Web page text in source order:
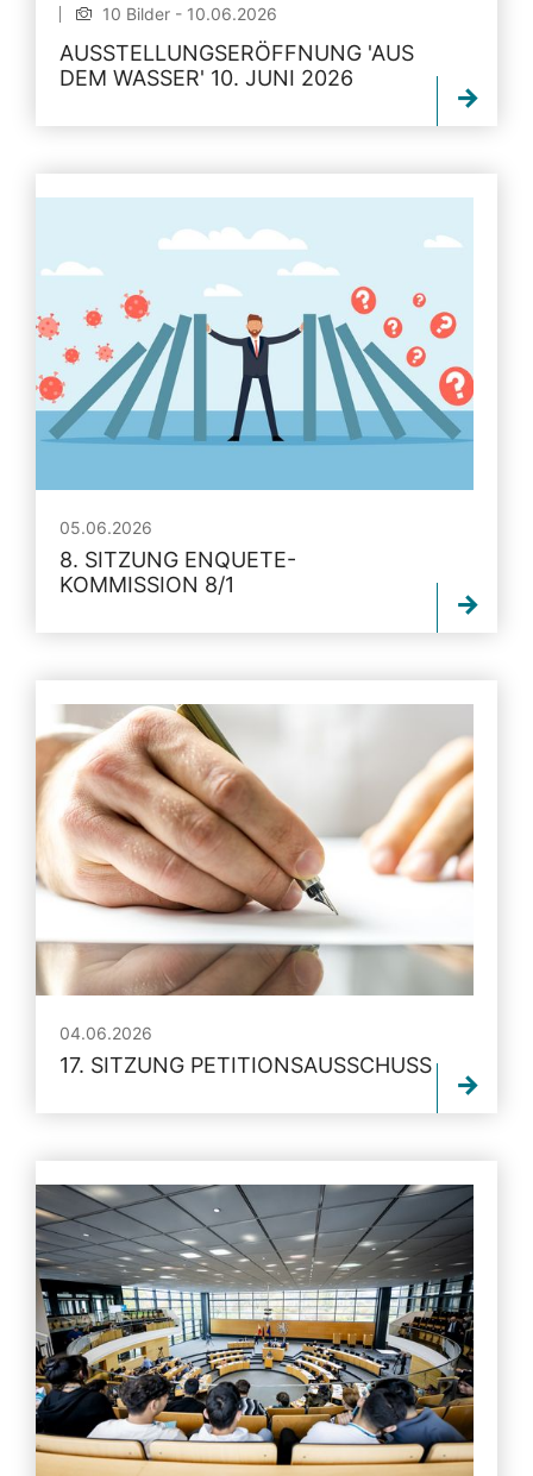
10 Bilder - 10.06.2026
AUSSTELLUNGSERÖFFNUNG 'AUS
DEM WASSER' 10. JUNI 2026
05.06.2026
8. SITZUNG ENQUETE-
KOMMISSION 8/1
04.06.2026
17. SITZUNG PETITIONSAUSSCHUSS